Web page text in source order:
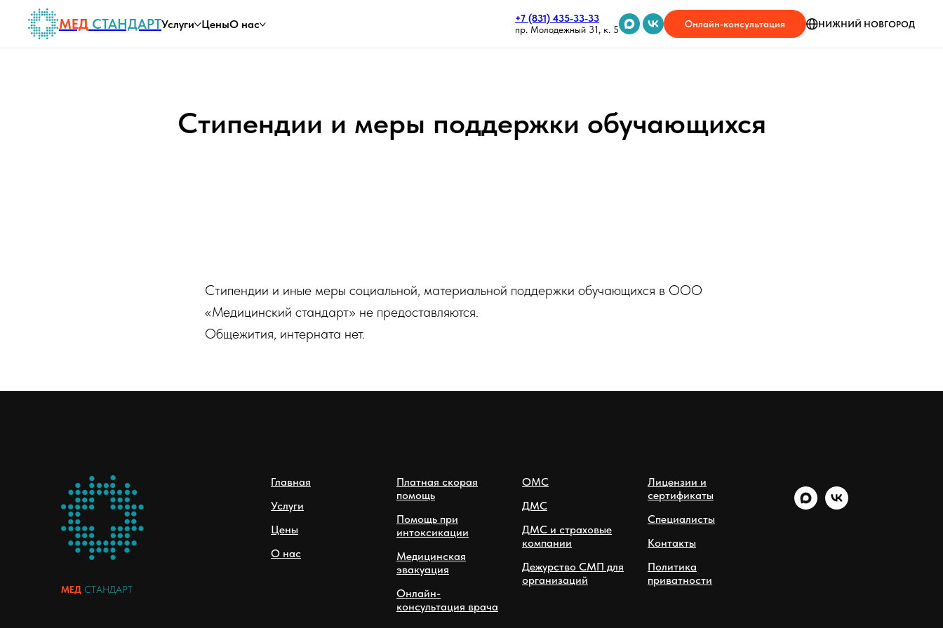
МЕД СТАНДАРТУслуги ЦеныО нас
+7 (831) 435-33-33
пр. Молодежный 31, к. 5
Онлайн-консультация НИЖНИЙ НОВГОРОД
Стипендии и меры поддержки обучающихся
Стипендии и иные меры социальной, материальной поддержки обучающихся в ООО
«Медицинский стандарт» не предоставляются.
Общежития, интерната нет.
МЕД СТАНДАРТ
Главная
Услуги
Цены
О нас
Платная скорая
помощь
Помощь при
интоксикации
Медицинская
эвакуация
Онлайн-
консультация врача
ОМС
ДМС
ДМС и страховые
компании
Дежурство СМП для
организаций
Лицензии и
сертификаты
Специалисты
Контакты
Политика
приватности